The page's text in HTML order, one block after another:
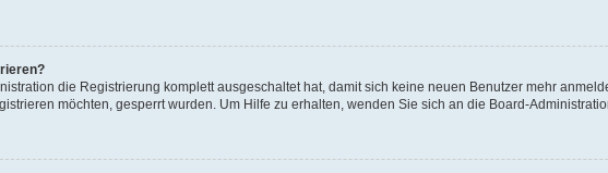
die Registrierung komplett ausgeschaltet hat, damit sich keine neuen Benutzer mehr
möchten, gesperrt wurden. Um Hilfe zu erhalten, wenden Sie sich an die Board-